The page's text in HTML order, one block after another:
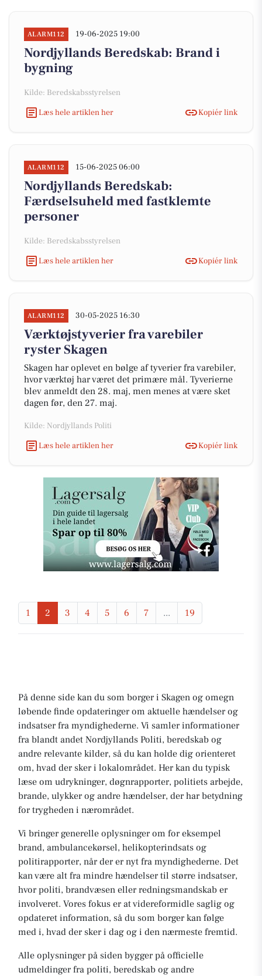
ALARM112 19-06-2025 19:00
Nordjyllands Beredskab: Brand i
bygning
Kilde: Beredskabsstyrelsen
Læs hele artiklen her
Kopiér link
ALARM112 15-06-2025 06:00
Nordjyllands Beredskab:
Færdselsuheld med fastklemte
personer
Kilde: Beredskabsstyrelsen
Læs hele artiklen her
Kopiér link
ALARM112 30-05-2025 16:30
Værktøjstyverier fra varebiler
ryster Skagen
Skagen har oplevet en bølge af tyverier fra varebiler,
hvor værktøj har været det primære mål. Tyverierne
blev anmeldt den 28. maj, men menes at være sket
dagen før, den 27. maj.
Kilde: Nordjyllands Politi
Læs hele artiklen her
Kopiér link
1 2 3 4 5 6 7 ... 19
På denne side kan du som borger i Skagen og omegn
løbende finde opdateringer om aktuelle hændelser og
indsatser fra myndighederne. Vi samler informationer
fra blandt andet Nordjyllands Politi, beredskab og
andre relevante kilder, så du kan holde dig orienteret
om, hvad der sker i lokalområdet. Her kan du typisk
læse om udrykninger, døgnrapporter, politiets arbejde,
brande, ulykker og andre hændelser, der har betydning
for trygheden i nærområdet.
Vi bringer generelle oplysninger om for eksempel
brand, ambulancekørsel, helikopterindsats og
politirapporter, når der er nyt fra myndighederne. Det
kan være alt fra mindre hændelser til større indsatser,
hvor politi, brandvæsen eller redningsmandskab er
involveret. Vores fokus er at videreformidle saglig og
opdateret information, så du som borger kan følge
med i, hvad der sker i dag og i den nærmeste fremtid.
Alle oplysninger på siden bygger på officielle
udmeldinger fra politi, beredskab og andre